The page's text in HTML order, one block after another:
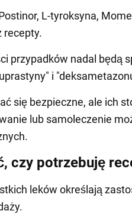
L-tyroksyna,
recepty.
przypadków nadal będą
i
się bezpieczne, ale ich
lub samoleczenie
czy potrzebuję
leków określają